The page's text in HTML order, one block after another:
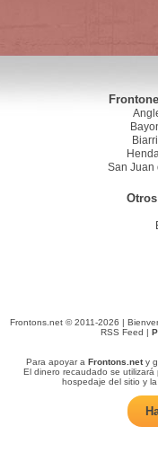
San Juan
Frontons.net © 2011-2026 |
RSS Feed |
Para apoyar a Frontons.nety
El dinero recaudado se
hospedaje del sitio y